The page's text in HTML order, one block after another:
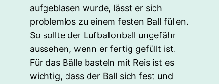
aufgeblasen wurde, lässt er sich
problemlos zu einem festen Ball füllen.
So sollte der Lufballonball ungefähr
aussehen, wenn er fertig gefüllt ist.
Für das Bälle basteln mit Reis ist es
wichtig, dass der Ball sich fest und